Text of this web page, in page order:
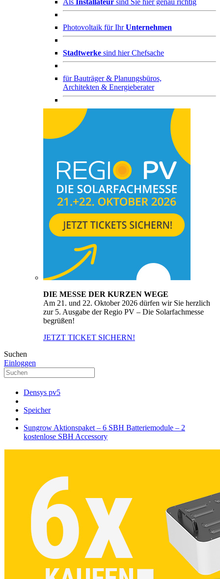
Photovoltaik für IhrUnternehmen
Stadtwerke sind hier Chefsache
fürBauträger & Planungsbüros,
Architekten & Energieberater
DIE MESSE DER KURZEN WEGE
Am 21. und 22. Oktober 2026 dürfen wir Sie herzlich
zur 5. Ausgabe der Regio PV – Die Solarfachmesse
begrüßen!
JETZT TICKET SICHERN!
Suchen
Einloggen
Densys pv5
Speicher
Sungrow Aktionspaket – 6 SBH Batteriemodule – 2
kostenlose SBH Accessory